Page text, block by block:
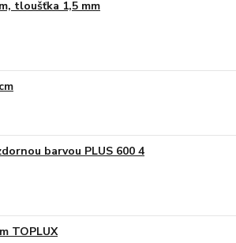
tloušťka 1,5 mm
barvou PLUS 600 4
TOPLUX